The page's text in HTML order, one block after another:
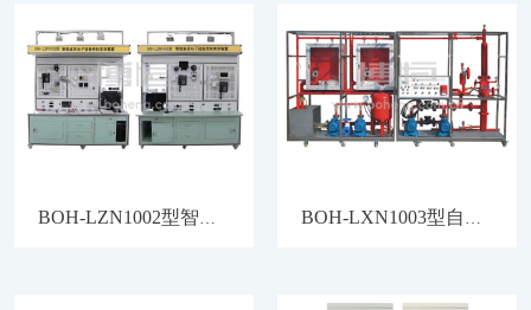
BOH-LZN1002型智能家居电子设备控制实训装置 BOH-LXN1003型自动喷淋灭火系统及消火栓实训装置